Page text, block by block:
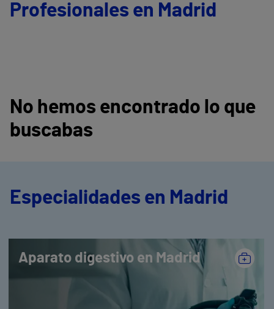
Profesionales en Madrid
No hemos encontrado lo que
buscabas
Especialidades en Madrid
Aparato digestivo en Madrid